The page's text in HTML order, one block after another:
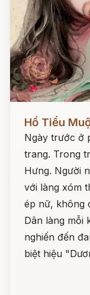
Đọc ngay
Hồ Tiểu
Ngày trước ở
trang. Trong
Hưng. Người
với làng xóm
ép nữ, không
Dân làng mỗi
nghiến đến
biệt hiệu